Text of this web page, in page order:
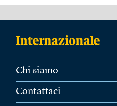
Chi siamo
Contattaci